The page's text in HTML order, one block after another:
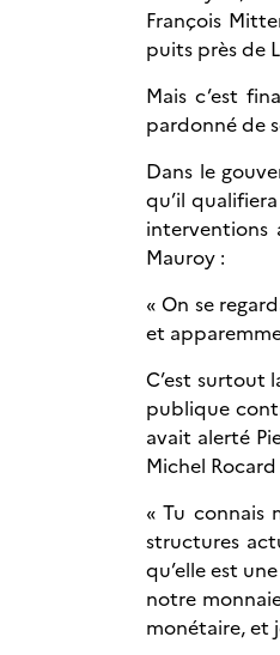
François
puits près de
Mais c’est
pardonné de
Dans le
qu’il
interventions
Mauroy :
« On se
et
C’est surtout
publique
avait alerté
Michel
« Tu connais
structures
qu’elle est
notre
monétaire, et